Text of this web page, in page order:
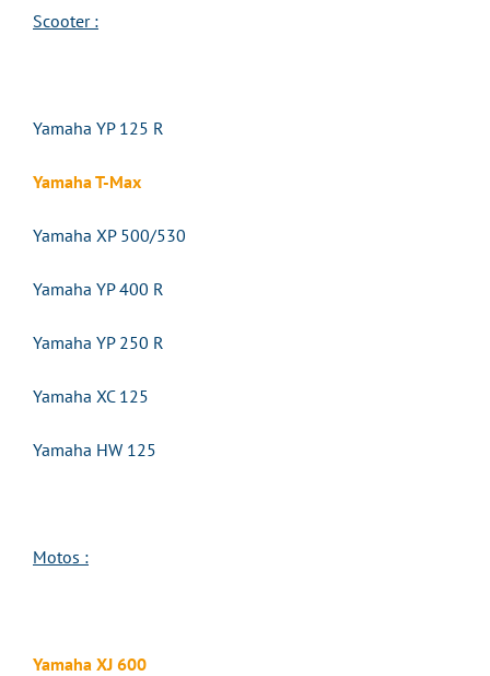
Scooter :
Yamaha YP 125 R
Yamaha T-Max
Yamaha XP 500/530
Yamaha YP 400 R
Yamaha YP 250 R
Yamaha XC 125
Yamaha HW 125
Motos :
Yamaha XJ 600